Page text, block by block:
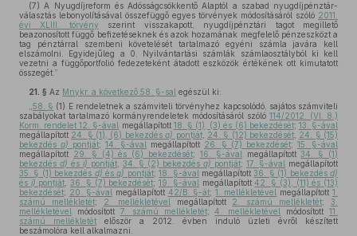
(7) A Nyugdíjreform és Adósságcsökkentő Alaptól a szabad nyugdíjpénztár-
választás lebonyolításával összefüggő egyes törvények módosításáról szóló 2011.
évi XLIII. törvény szerint visszakapott, nyugdíjpénztári tagot megillető
beazonosított függő befizetéseknek és azok hozamának megfelelő pénzeszközt a
tag pénztárral szembeni követelését tartalmazó egyéni számla javára kell
elszámolni. Egyidejűleg a 0. Nyilvántartási számlák számlaosztályból ki kell
vezetni a függőportfolió fedezeteként átadott eszközök értékének ott kimutatott
összegét.”
21. § Az Mnykr. a következő 58. §-sal egészül ki:
58. § (1) E rendeletnek a számviteli törvényhez kapcsolódó, sajátos számviteli
szabályokat tartalmazó kormányrendeletek módosításáról szóló 114/2012. (VI. 8.)
Korm. rendelet 12. §-ával megállapított 18. § (1), (3) és (6) bekezdését; 13. §-ával
megállapított 24. § (1), (6) bekezdésa) pontját, 24. § (12) bekezdését, 24. § (15)
bekezdés a) pontját; 14. §-ával megállapított 26. § (7) bekezdését; 15. §-ával
megállapított 29. § (4) és (6) bekezdését; 16. §-ával megállapított34. § (1)
bekezdés d) és i) pontját 34. § (2) bekezdés a) pontját; 17. §-ával megállapított
35. § (1) bekezdés d) ésg) pontját;18. §-ával megállapított36. § (1) bekezdésd)
és i) pontját ,36. § (7) bekezdését;19. §-ával megállapított42. § (3), (11) és (13)
bekezdését; 20. §-ával megállapított 42/B. §-át;1. mellékletével megállapított1.
számú mellékletét; 2. mellékletével megállapított 2. számú mellékletét; 3.
mellékletével módosított 7. számú mellékletét;4. mellékletével módosított 11.
számú mellékletét először a 2012. évben induló üzleti évről készített
beszámolóra kell alkalmazni.